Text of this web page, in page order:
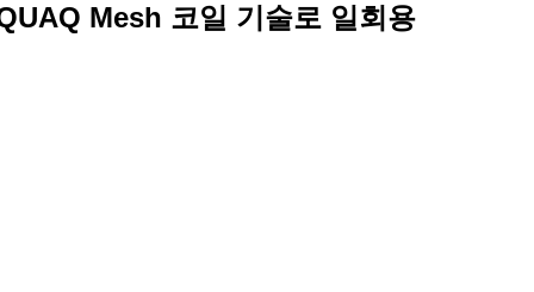
Mesh 코일 기술로 일회용